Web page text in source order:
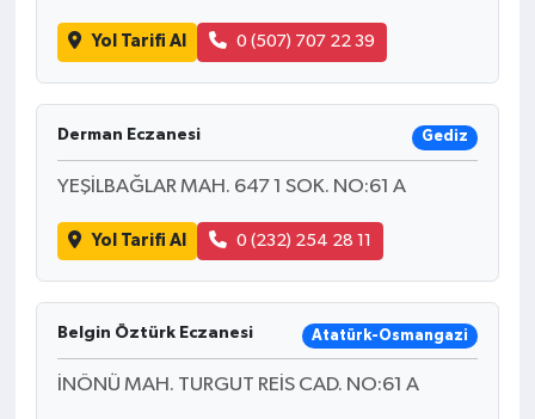
Yol Tarifi Al 0 (507) 707 22 39
Derman Eczanesi Gediz
YEŞİLBAĞLAR MAH. 647 1 SOK. NO:61 A
Yol Tarifi Al 0 (232) 254 28 11
Belgin Öztürk Eczanesi Atatürk-Osmangazi
İNÖNÜ MAH. TURGUT REİS CAD. NO:61 A